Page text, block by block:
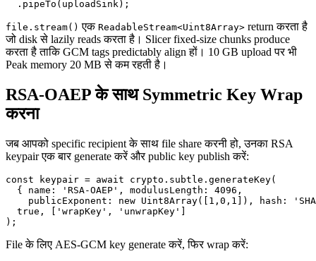
file.stream() एक ReadableStream<Uint8Array> return करता है
जो disk से lazily reads करता है। Slicer fixed-size chunks produce
करता है ताकि GCM tags predictably align हों। 10 GB upload पर भी
Peak memory 20 MB से कम रहती है।
RSA-OAEP के साथ Symmetric Key Wrap
करना
जब आपको specific recipient के साथ file share करनी हो, उनका RSA
keypair एक बार generate करें और public key publish करें:
const keypair = await crypto.subtle.generateKey(
  { name: 'RSA-OAEP', modulusLength: 4096,
publicExponent: new Uint8Array([1,0,1]), hash:
  true, ['wrapKey', 'unwrapKey']
File के लिए AES-GCM key generate करें, फिर wrap करें: